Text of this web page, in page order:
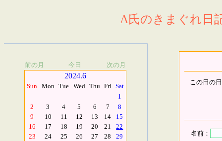
A氏のきまぐれ日
前の月 今日 次の月
2024.6
Sun Mon Tue Wed Thu Fri Sat
1
2
3 4 5 6 7
8
9
10 11 12 13 14
15
16
17 18 19 20 21
22
23
24 25 26 27 28
29
この日の
名前：